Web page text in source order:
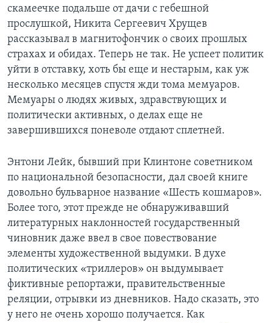
Learning English
СОЦИАЛЬНЫЕ СЕТИ
Языки
скамеечке подальше от дачи с гебешной
прослушкой, Никита Сергеевич Хрущев
рассказывал в магнитофончик о своих прошлых
страхах и обидах. Теперь не так. Не успеет политик
уйти в отставку, хоть бы еще и нестарым, как уж
несколько месяцев спустя жди тома мемуаров.
Мемуары о людях живых, здравствующих и
политически активных, о делах еще не
завершившихся поневоле отдают сплетней.
Энтони Лейк, бывший при Клинтоне советником
по национальной безопасности, дал своей книге
довольно бульварное название «Шесть кошмаров».
Более того, этот прежде не обнаруживавший
литературных наклонностей государственный
чиновник даже ввел в свое повествование
элементы художественной выдумки. В духе
политических «триллеров» он выдумывает
фиктивные репортажи, правительственные
реляции, отрывки из дневников. Надо сказать, это
у него не очень хорошо получается. Как